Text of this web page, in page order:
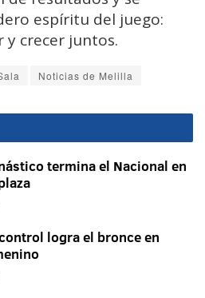
espíritu del juego:
crecer juntos.
Noticias de Melilla
termina el Nacional en
logra el bronce en